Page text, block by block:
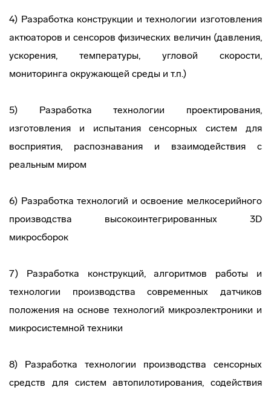
4) Разработка конструкции и технологии изготовления
актюаторов и сенсоров физических величин (давления,
ускорения, температуры, угловой скорости,
мониторинга окружающей среды и т.п.)
5) Разработка технологии проектирования,
изготовления и испытания сенсорных систем для
восприятия, распознавания и взаимодействия с
реальным миром
6) Разработка технологий и освоение мелкосерийного
производства высокоинтегрированных 3D
микросборок
7) Разработка конструкций, алгоритмов работы и
технологии производства современных датчиков
положения на основе технологий микроэлектроники и
микросистемной техники
8) Разработка технологии производства сенсорных
средств для систем автопилотирования, содействия